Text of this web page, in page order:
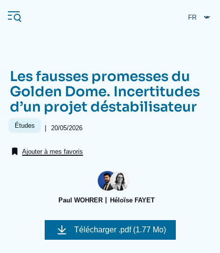
au
contenu
Navigation
principale
L'Ifri
Se connecter
À propos de l'Ifri
Proche-Orient
Les fausses promesses du
Golden Dome. Incertitudes
d’un projet déstabilisateur
Études |
Date
publication
20/05/2026
Ajouter à mes favoris
Paul WOHRER Héloïse FAYET
Image
couverture
Télécharger .pdf (1.77 Mo)